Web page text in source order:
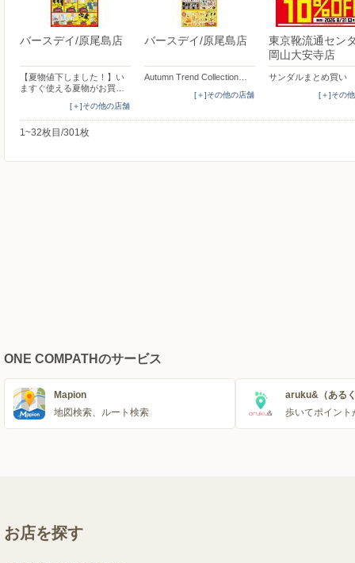
バースデイ/原尾島店
【夏物値下しました！】い
ますぐ使える夏物がお買…
[＋]その他の店舗
バースデイ/原尾島店
Autumn Trend Collection…
[＋]その他の店舗
東京靴流通セン
岡山大安寺店
サンダルまとめ買い
[＋]その
1~32枚目/301枚
ONE COMPATHのサービス
Mapion
地図検索、ルート検索
aruku&（ある
歩いてポイント
お店を探す